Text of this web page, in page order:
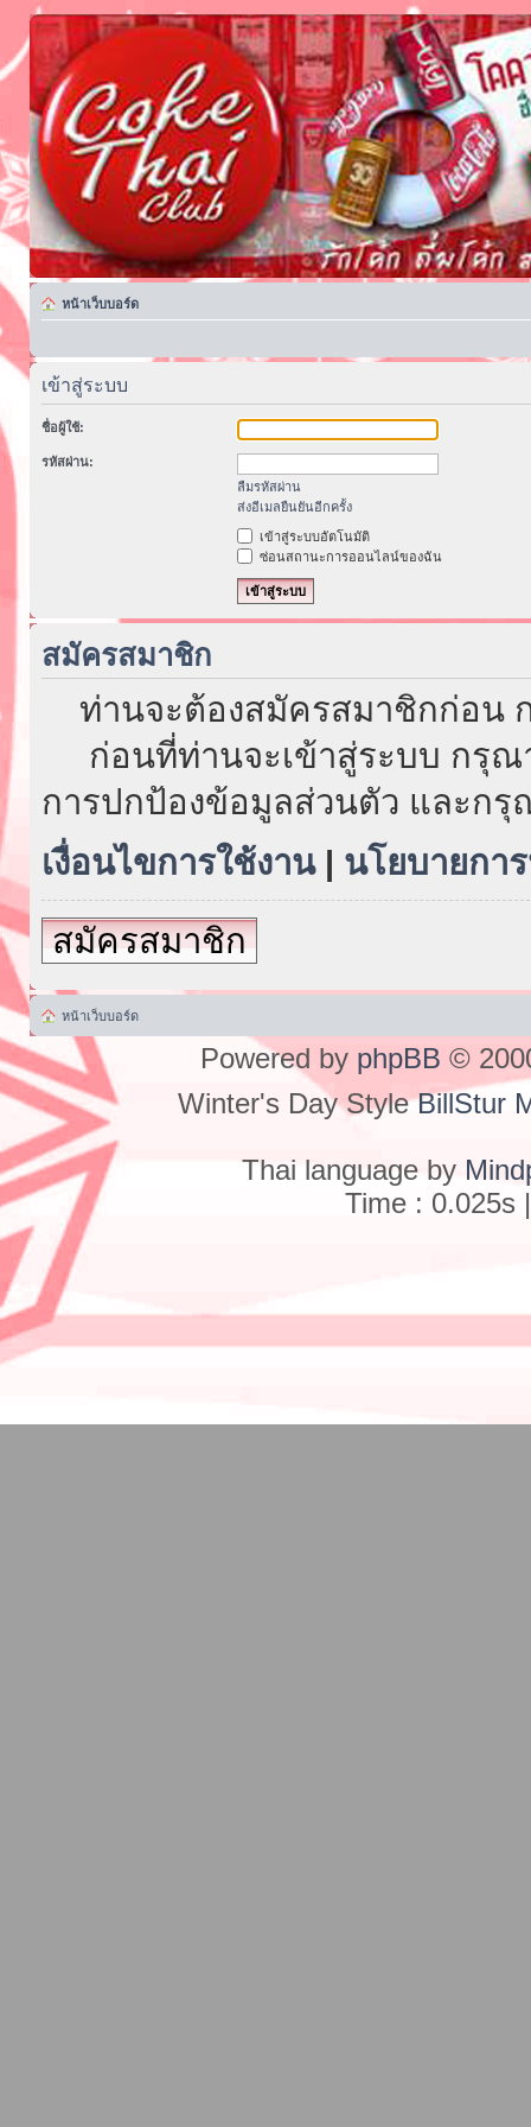
หน้าเว็บบอร์ด
เข้าสู่ระบบ
ชื่อผู้ใช้:
รหัสผ่าน:
ลืมรหัสผ่าน
ส่งอีเมลยืนยันอีกครั้ง
เข้าสู่ระบบอัตโนมัติ
ซ่อนสถานะการออนไลน์ของฉัน
สมัครสมาชิก
ท่านจะต้องสมัครสมาชิกก่อน
ก่อนที่ท่านจะเข้าสู่ระบบ กรุณ
การปกป้องข้อมูลส่วนตัว และก
เงื่อนไขการใช้งาน| นโยบายกา
สมัครสมาชิก
หน้าเว็บบอร์ด
Powered by phpBB ©
Winter's Day StyleBillStur
Thai language by
Time : 0.025s